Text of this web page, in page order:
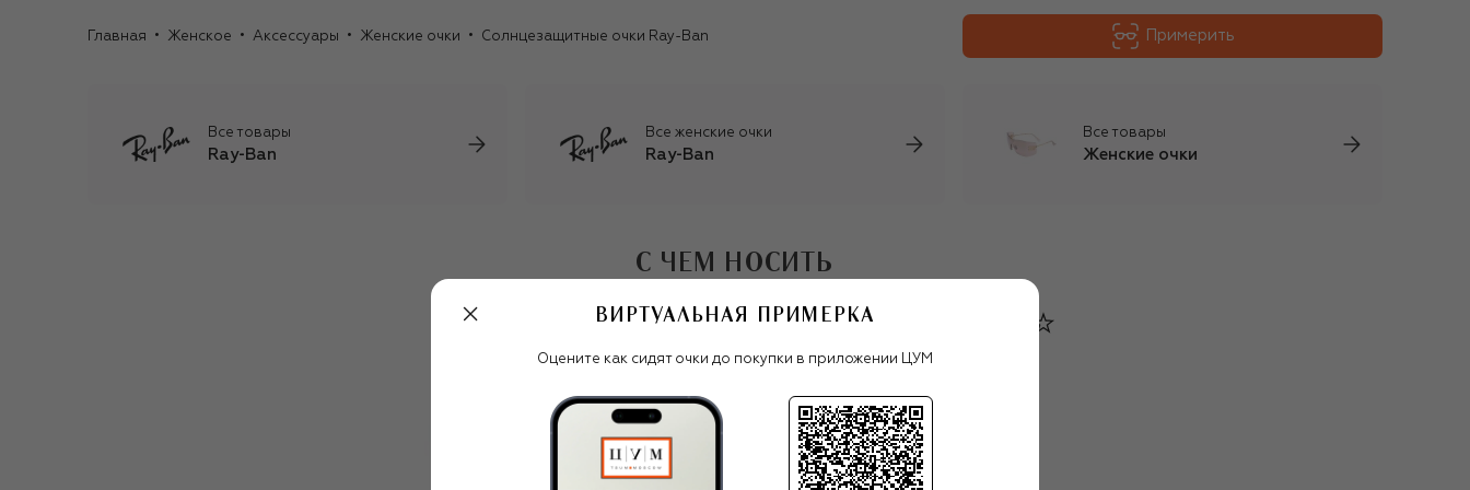
Главная Женское Аксессуары Женские очки Солнцезащитные очки Ray-Ban Примерить
Все товары
Ray-Ban
Все женские очки
Ray-Ban
Все товары
Женские очки
С ЧЕМ НОСИТЬ
ВИРТУАЛЬНАЯ ПРИМЕРКА
Оцените как сидят очки до покупки в приложении ЦУМ